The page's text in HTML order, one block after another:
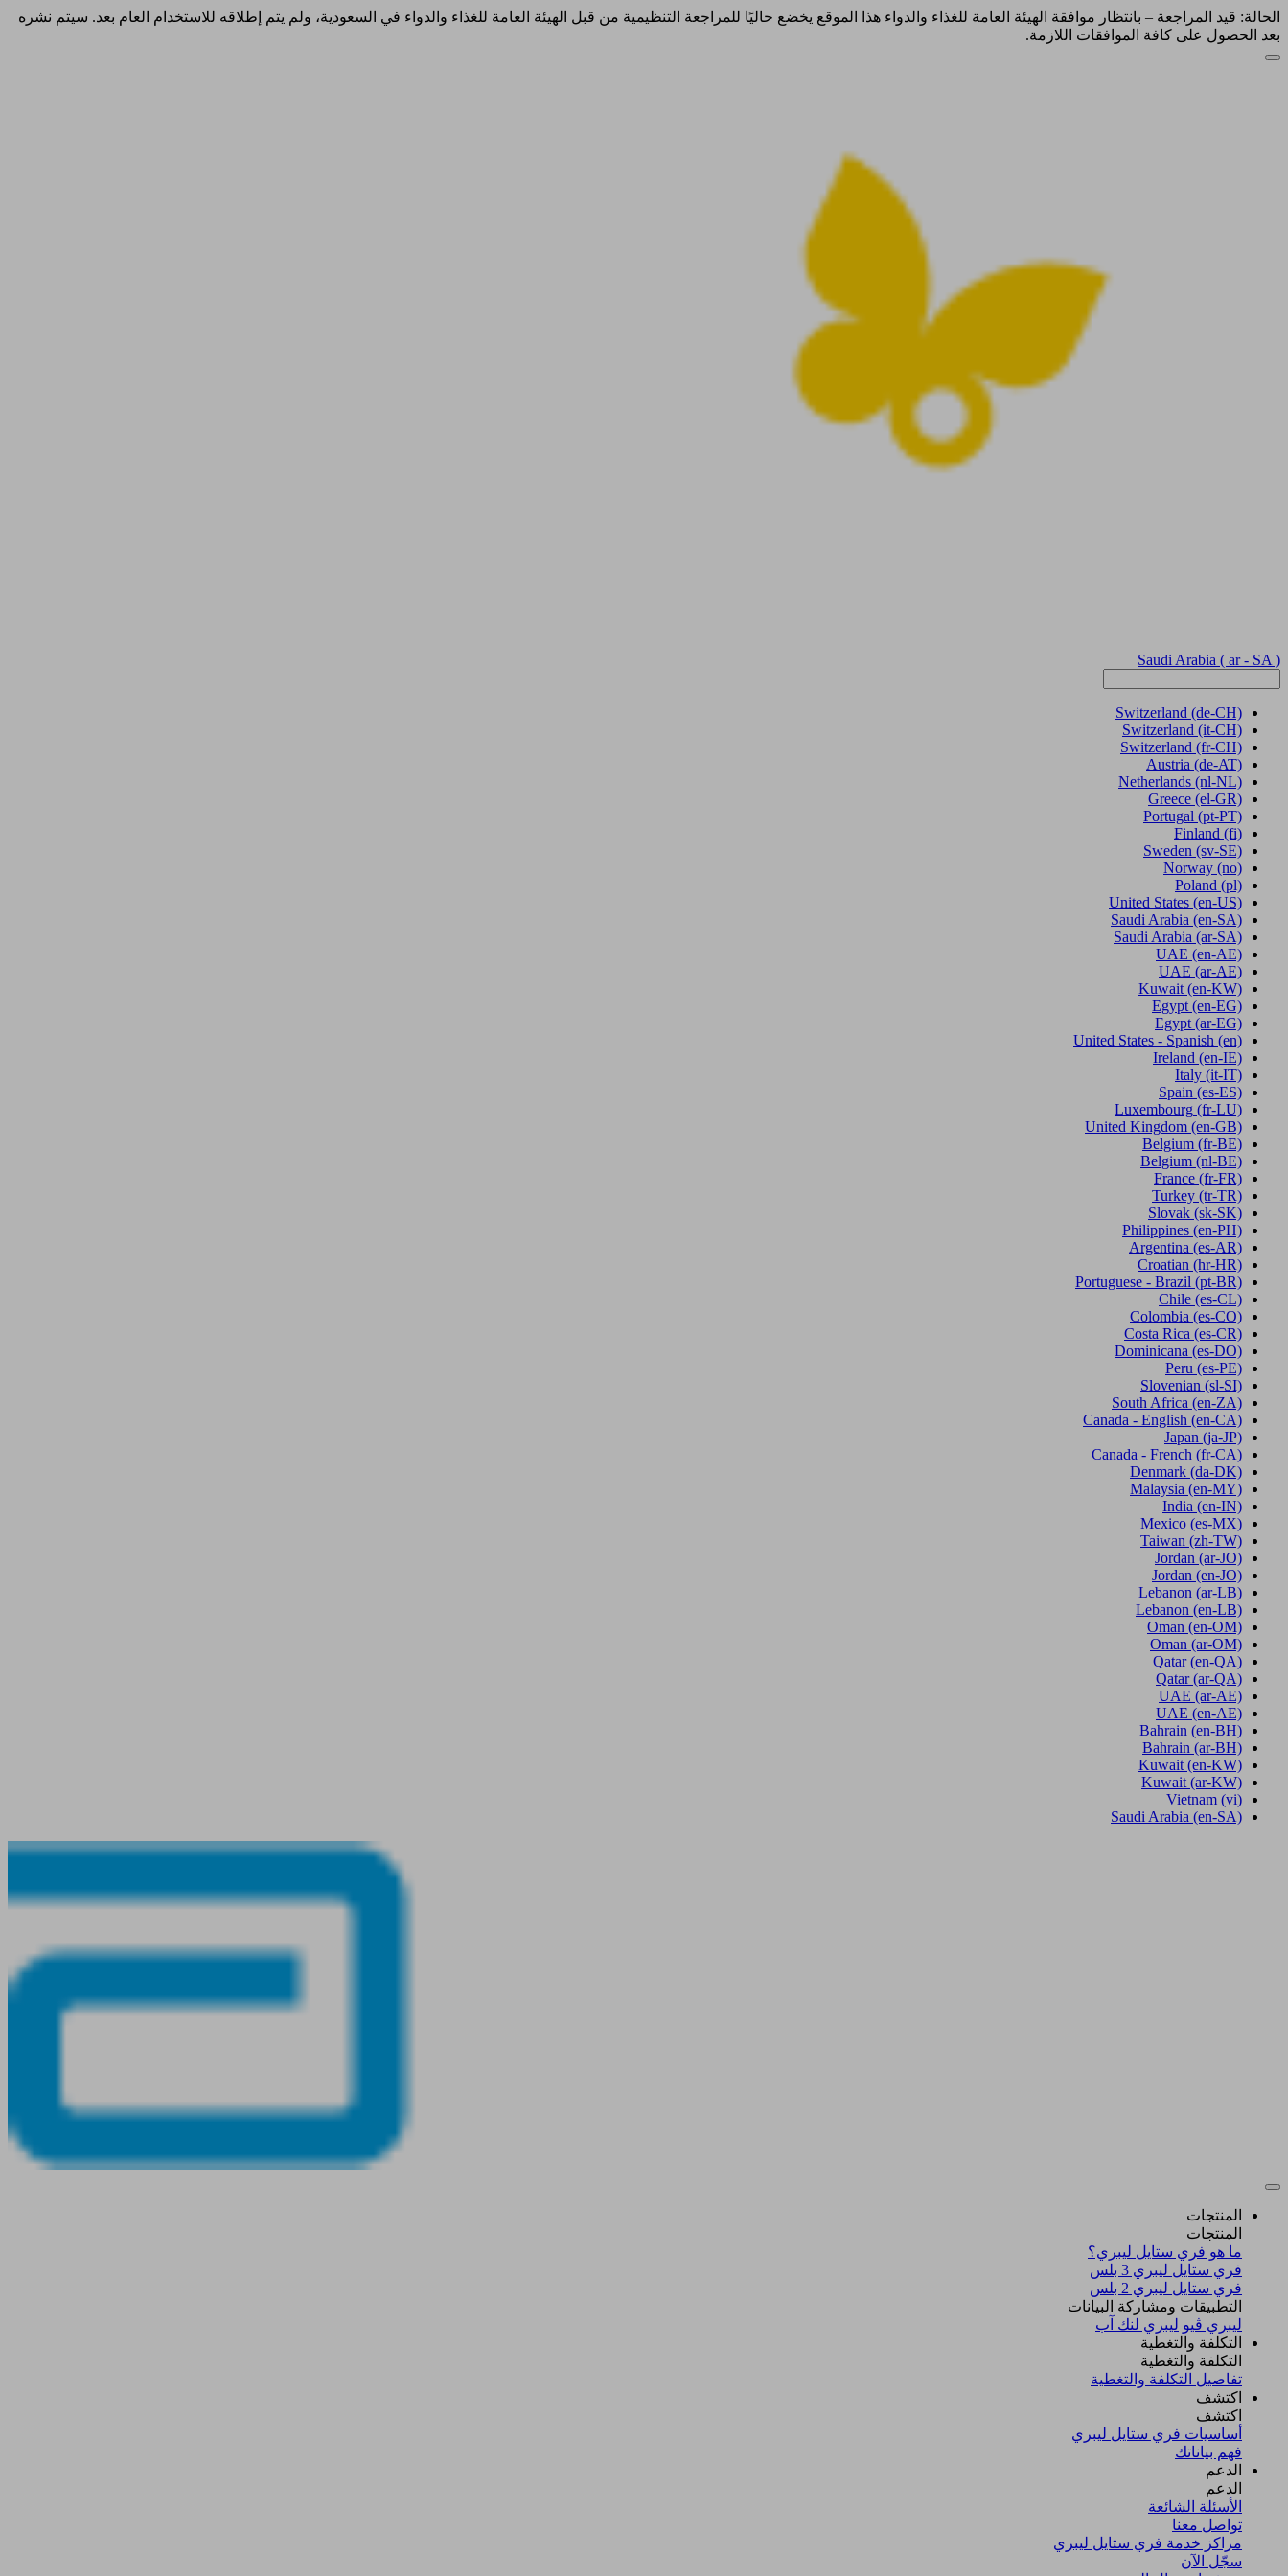
الحالة: قيد المراجعة – بانتظار موافقة الهيئة العامة للغذاء والدواء هذا الموقع يخضع حاليًا للمراجعة التنظيمية من قبل الهيئة العامة للغذاء والدواء في السعودية، ولم يتم إطلاقه للاستخدام العام بعد. سيتم نشره
بعد الحصول على كافة الموافقات اللازمة.
Saudi Arabia ( ar - SA )
Switzerland (de-CH)
Switzerland (it-CH)
Switzerland (fr-CH)
Austria (de-AT)
Netherlands (nl-NL)
Greece (el-GR)
Portugal (pt-PT)
Finland (fi)
Sweden (sv-SE)
Norway (no)
Poland (pl)
United States (en-US)
Saudi Arabia (en-SA)
Saudi Arabia (ar-SA)
UAE (en-AE)
UAE (ar-AE)
Kuwait (en-KW)
Egypt (en-EG)
Egypt (ar-EG)
United States - Spanish (en)
Ireland (en-IE)
Italy (it-IT)
Spain (es-ES)
Luxembourg (fr-LU)
United Kingdom (en-GB)
Belgium (fr-BE)
Belgium (nl-BE)
France (fr-FR)
Turkey (tr-TR)
Slovak (sk-SK)
Philippines (en-PH)
Argentina (es-AR)
Croatian (hr-HR)
Portuguese - Brazil (pt-BR)
Chile (es-CL)
Colombia (es-CO)
Costa Rica (es-CR)
Dominicana (es-DO)
Peru (es-PE)
Slovenian (sl-SI)
South Africa (en-ZA)
Canada - English (en-CA)
Japan (ja-JP)
Canada - French (fr-CA)
Denmark (da-DK)
Malaysia (en-MY)
India (en-IN)
Mexico (es-MX)
Taiwan (zh-TW)
Jordan (ar-JO)
Jordan (en-JO)
Lebanon (ar-LB)
Lebanon (en-LB)
Oman (en-OM)
Oman (ar-OM)
Qatar (en-QA)
Qatar (ar-QA)
UAE (ar-AE)
UAE (en-AE)
Bahrain (en-BH)
Bahrain (ar-BH)
Kuwait (en-KW)
Kuwait (ar-KW)
Vietnam (vi)
Saudi Arabia (en-SA)
المنتجات
المنتجات
ما هو فري ستايل ليبري؟
فري ستايل ليبري 3 بلس​
فري ستايل ليبري 2 بلس​
التطبيقات ومشاركة البيانات
ليبري ڤيو ليبري لنك آب
التكلفة والتغطية
التكلفة والتغطية
تفاصيل التكلفة والتغطية
اكتشف​
اكتشف​
أساسيات فري ستايل ليبري
فهم بياناتك
الدعم
الدعم
الأسئلة الشائعة
تواصل معنا
مراكز خدمة فري ستايل ليبري
سجّل الآن​